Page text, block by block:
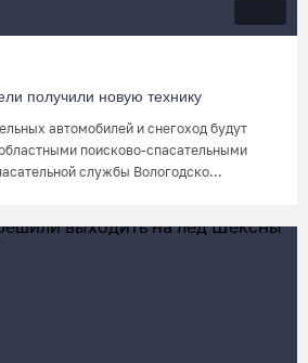
получили новую технику
автомобилей и снегоход будут
поисково-спасательными
службы Вологодско...